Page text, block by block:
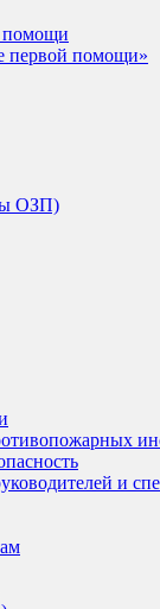
помощи
первой помощи»
ОЗП)
и